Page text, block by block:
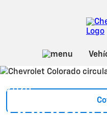
2026
Colorado